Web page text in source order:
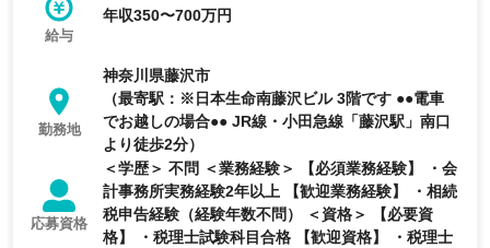
給与
年収350〜700万円
勤務地
神奈川県藤沢市
（最寄駅：※日本生命南藤沢ビル 3階です ●●電車
でお越しの場合●● JR線・小田急線「藤沢駅」南口
より徒歩2分）
応募資格
＜学歴＞ 不問 ＜業務経験＞ 【必須業務経験】 ・会
計事務所実務経験2年以上 【歓迎業務経験】 ・相続
税申告経験（経験年数不問） ＜資格＞ 【必要資
格】 ・税理士試験科目合格 【歓迎資格】 ・税理士